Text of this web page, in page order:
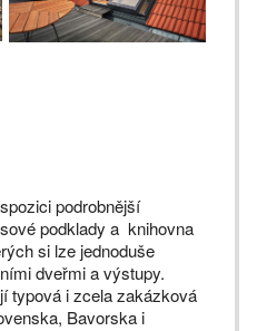
podrobnější
podklady a knihovna
si lze jednoduše
dveřmi a výstupy.
typová i zcela zakázková
Bavorska i